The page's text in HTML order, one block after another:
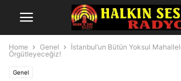
Home Genel
İstanbul’un Bütün Yoksul
Örgütleyeceğiz!
Genel